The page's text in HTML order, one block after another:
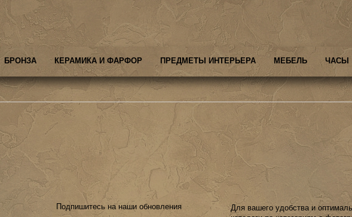
БРОНЗА КЕРАМИКА И ФАРФОР ПРЕДМЕТЫ ИНТЕРЬЕРА МЕБЕЛЬ ЧАСЫ
Подпишитесь на наши обновления
Для вашего удобства и